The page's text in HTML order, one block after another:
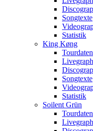
Songtexte
Statistik
King Køng
Tourdaten
Songtexte
Statistik
Soilent Grün
Tourdaten